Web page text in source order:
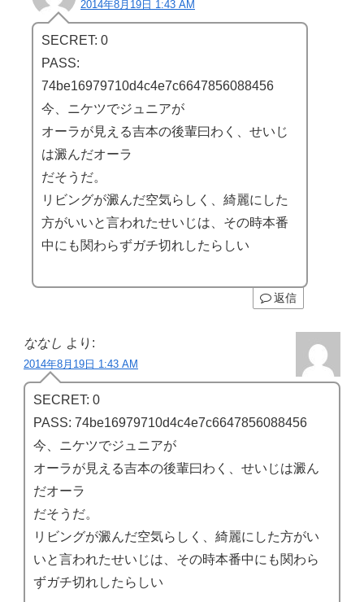
2014年8月19日 1:43 AM
SECRET: 0
PASS:
74be16979710d4c4e7c6647856088456
今、ニケツでジュニアが
オーラが見える吉本の後輩曰わく、せいじ
は澱んだオーラ
だそうだ。
リビングが澱んだ空気らしく、綺麗にした
方がいいと言われたせいじは、その時本番
中にも関わらずガチ切れしたらしい
返信
ななし より:
2014年8月19日 1:43 AM
SECRET: 0
PASS: 74be16979710d4c4e7c6647856088456
今、ニケツでジュニアが
オーラが見える吉本の後輩曰わく、せいじは澱ん
だオーラ
だそうだ。
リビングが澱んだ空気らしく、綺麗にした方がい
いと言われたせいじは、その時本番中にも関わら
ずガチ切れしたらしい